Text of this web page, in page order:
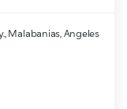
Malabanias, Angeles